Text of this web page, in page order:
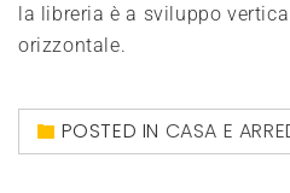
la libreria è a sviluppo
orizzontale.
POSTED IN CASA E